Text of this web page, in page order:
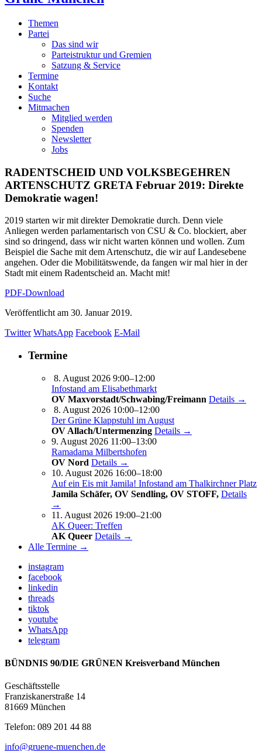
Themen
Partei
Das sind wir
Parteistruktur und Gremien
Satzung & Service
Termine
Kontakt
Suche
Mitmachen
Mitglied werden
Spenden
Newsletter
Jobs
RADENTSCHEID UND VOLKSBEGEHREN
ARTENSCHUTZ GRETA Februar 2019: Direkte
Demokratie wagen!
2019 starten wir mit direkter Demokratie durch. Denn viele
Anliegen werden parlamentarisch von CSU & Co. blockiert, aber
sind so dringend, dass wir nicht warten können und wollen. Zum
Beispiel die Sache mit dem Artenschutz, die wir auf Landesebene
angehen. Oder die Mobilitätswende, da fangen wir mal hier in der
Stadt mit einem Radentscheid an. Macht mit!
PDF-Download
Veröffentlicht am 30. Januar 2019.
Twitter WhatsApp Facebook E-Mail
Termine
8. August 2026 9:00–12:00
Infostand am Elisabethmarkt
OV Maxvorstadt/Schwabing/Freimann Details →
8. August 2026 10:00–12:00
Der Grüne Klappstuhl im August
OV Allach/Untermenzing Details →
9. August 2026 11:00–13:00
Ramadama Milbertshofen
OV Nord Details →
10. August 2026 16:00–18:00
Auf ein Eis mit Jamila! Infostand am Thalkirchner Platz
Jamila Schäfer, OV Sendling, OV STOFF, Details
→
11. August 2026 19:00–21:00
AK Queer: Treffen
AK Queer Details →
Alle Termine →
instagram
facebook
linkedin
threads
tiktok
youtube
WhatsApp
telegram
BÜNDNIS 90/DIE GRÜNEN Kreisverband München
Geschäftsstelle
Franziskanerstraße 14
81669 München
Telefon: 089 201 44 88
info@gruene-muenchen.de